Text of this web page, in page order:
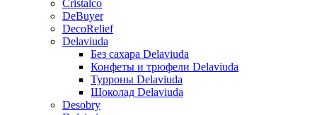
Cristalco
DeBuyer
DecoRelief
Delaviuda
Без сахара Delaviuda
Конфеты и трюфели Delaviuda
Турроны Delaviuda
Шоколад Delaviuda
Desobry